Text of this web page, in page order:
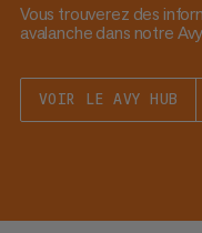
Vous trouverez des
avalanche dans notre
VOIR LE AVY HUB